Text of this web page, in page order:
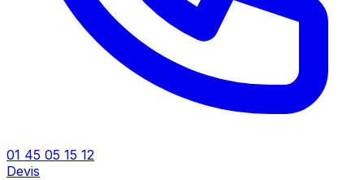
01 45 05 15 12
Devis